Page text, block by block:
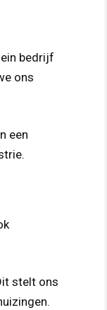
bedrijf
ons
een
stelt ons